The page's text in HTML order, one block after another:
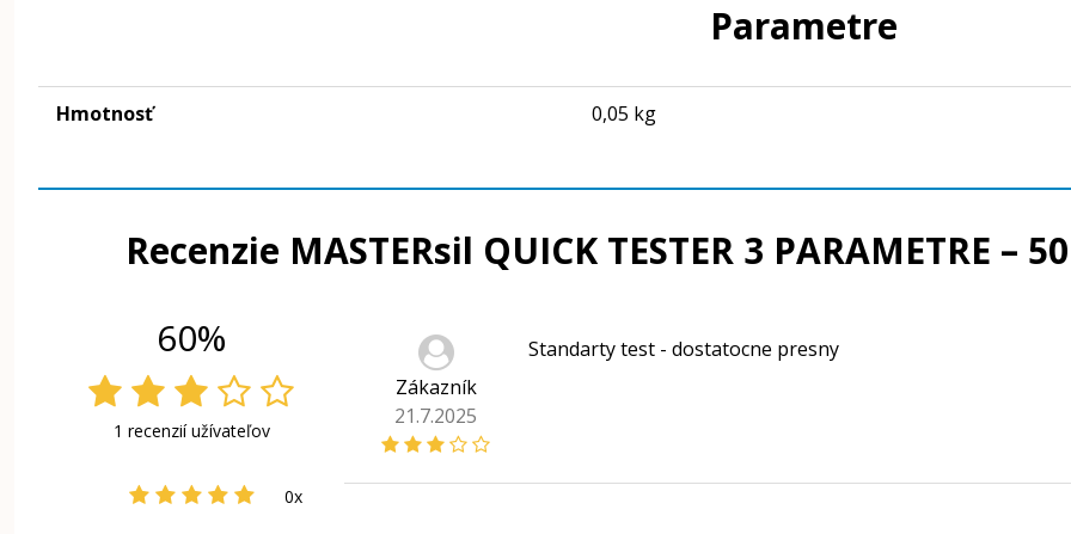
Parametre
Hmotnosť 0,05 kg
Recenzie MASTERsil QUICK TESTER 3 PARAMETRE
60%
1 recenzií užívateľov
0x
Zákazník
21.7.2025
Standarty test - dostatocne presny